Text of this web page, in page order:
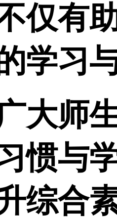
仅有
学习
大师
惯与
综合